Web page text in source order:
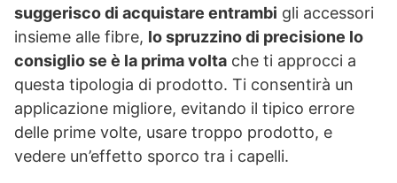
suggerisco di acquistare entrambi gli accessori
insieme alle fibre, lo spruzzino di precisione lo
consiglio se è la prima volta che ti approcci a
questa tipologia di prodotto. Ti consentirà un
applicazione migliore, evitando il tipico errore
delle prime volte, usare troppo prodotto, e
vedere un’effetto sporco tra i capelli.